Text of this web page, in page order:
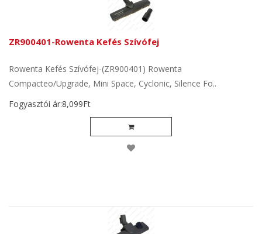
ZR900401-Rowenta Kefés Szívófej
Rowenta Kefés Szívófej-(ZR900401) Rowenta
Compacteo/Upgrade, Mini Space, Cyclonic, Silence Fo..
Fogyasztói ár:8,099Ft